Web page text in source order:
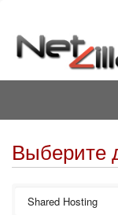
Выберите